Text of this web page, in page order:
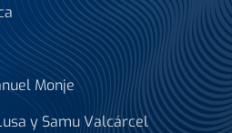
Monje
y Samu Valcárcel